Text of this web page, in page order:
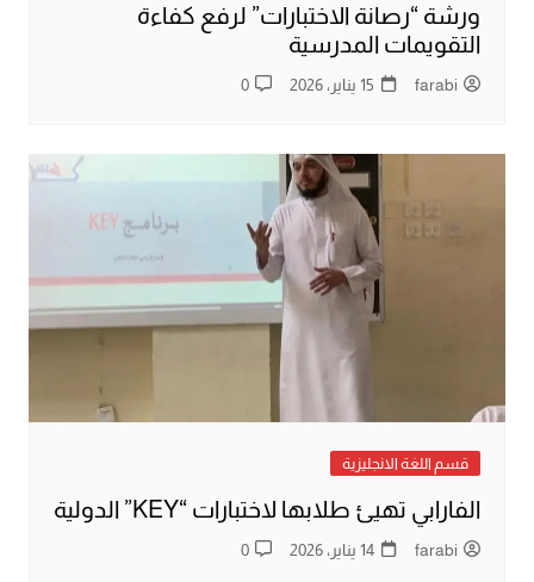
ورشة “رصانة الاختبارات” لرفع كفاءة
التقويمات المدرسية
farabi 15 يناير، 2026 0
قسم اللغة الانجليزية
الفارابي تهيئ طلابها لاختبارات “KEY” الدولية
farabi 14 يناير، 2026 0